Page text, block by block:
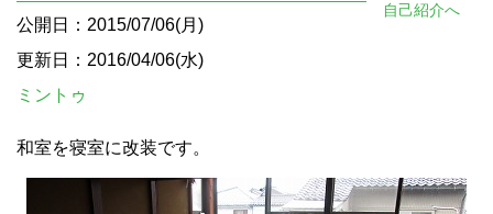
自己紹介へ
公開日：2015/07/06(月)
更新日：2016/04/06(水)
ミントゥ
和室を寝室に改装です。